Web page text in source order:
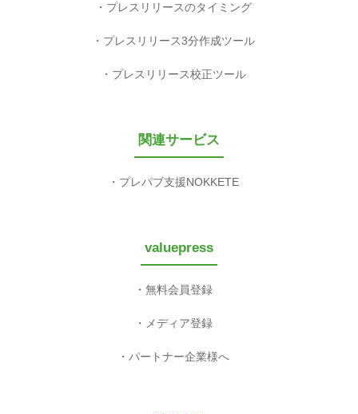
プレスリリースのタイミング
プレスリリース3分作成ツール
プレスリリース校正ツール
関連サービス
プレパブ支援NOKKETE
valuepress
無料会員登録
メディア登録
パートナー企業様へ